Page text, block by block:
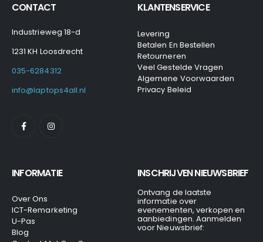
CONTACT
Industrieweg 18-d
1231 KH Loosdrecht
035-6284312
info@laptops4all.nl
KLANTENSERVICE
Levering
Betalen En Bestellen
Retourneren
Veel Gestelde Vragen
Algemene Voorwaarden
Privacy Beleid
INFORMATIE
Over Ons
ICT-Remarketing
U-Pas
Blog
INSCHRIJVEN NIEUWSBRIEF
Ontvang de laatste
informatie over
evenementen, verkopen en
aanbiedingen. Aanmelden
voor Nieuwsbrief: